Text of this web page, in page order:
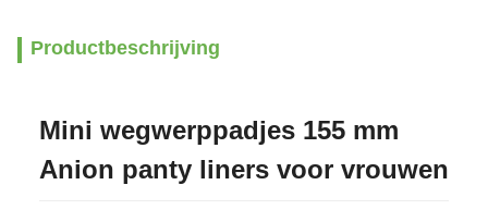
Productbeschrijving
Mini wegwerppadjes 155 mm
Anion panty liners voor vrouwen